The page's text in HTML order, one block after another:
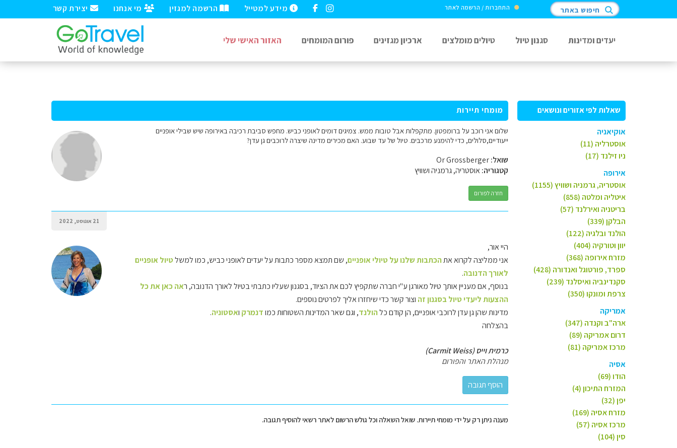
יצירת קשר מי אנחנו הרשמה למגזין מידע למטייל התחברות / הרשמה לאתר חיפוש באתר
יעדים ומדינות סגנון טיול טיולים מומלצים ארכיון מגזינים פורום המומחים האזור האישי שלי
שאלות לפי אזורים ונושאים
אוקיאניה
אוסטרליה (11)
ניו זילנד (17)
אירופה
אוסטריה, גרמניה ושוויץ (1155)
איטליה ומלטה (858)
בריטניה ואירלנד (57)
הבלקן (339)
הולנד ובלגיה (122)
יוון וטורקיה (404)
מזרח אירופה (368)
ספרד, פורטוגל ואנדורה (428)
סקנדינביה ואיסלנד (239)
צרפת ומונקו (350)
אמריקה
ארה"ב וקנדה (347)
דרום אמריקה (89)
מרכז אמריקה (81)
אסיה
הודו (69)
המזרח התיכון (4)
יפן (32)
מזרח אסיה (169)
מרכז אסיה (57)
סין (104)
מומחי תיירות
שלום אני רוכב על ברומפטון. מתקפלות אבל טובות ממש. צמיגים דומים לאופני כביש. מחפש סביבת רכיבה באירופה שיש שבילי אופניים
ייעודיים,סלולים, כדי להימנע מרכבים. טיול של עד שבוע. האם מכירים מדינה שיצרה לרוכבים גן עדן?
שואל:
קטגוריה:אוסטריה, גרמניה ושוויץ
חזרה לפורום
21 אוגוסט, 2022
היי אור,
אני ממליצה לקרוא אתהכתבות שלנו על טיולי אופניים, שם תמצא מספר כתבות על יעדים לאופני כביש, כמו למשלטיול אופניים
לאורך הדנובה.
בנוסף, אם מעניין אותך טיול מאורגן ע"י חברה שתקפיץ לכם את הציוד, בסגנון שעליו כתבתי בטיול לאורך הדנובה, ראה כאן את כל
ההצעות ליעדי טיול בסגנון זה וצור קשר כדי שיחזרו אליך לפרטים נוספים.
מדינות שהן גן עדן לרוכבי אופניים, הן קודם כלהולנד, וגם שאר המדינות השטוחות כמודנמרק ואסטוניה.
בהצלחה
כרמית וייס (Carmit Weiss)
מנהלת האתר והפורום
מענה ניתן רק על ידי מומחי תיירות. שואל השאלה וכל גולש הרשום לאתר רשאי להוסיף תגובה.